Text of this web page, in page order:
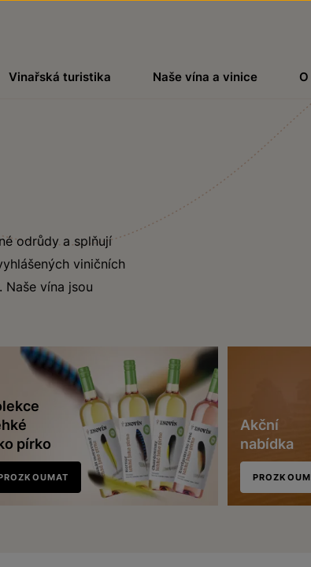
Vinařská turistika Naše vína a vinice
odrůdy a splňují
viničních
vína jsou
pírko
Akční
nabídka